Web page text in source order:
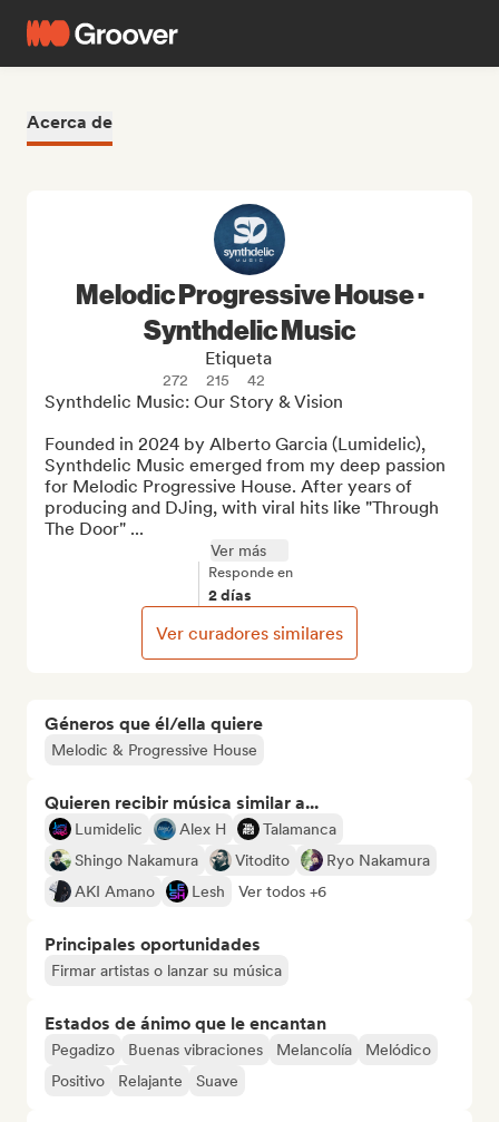
Acerca de
Géneros que él/ella quiere
Melodic & Progressive House
Quieren recibir música similar a...
Lumidelic Alex H
Talamanca
Shingo Nakamura
Vitodito
Ryo Nakamura
AKI Amano
Lesh Ver todos +6
Principales oportunidades
Firmar artistas o lanzar su música
Estados de ánimo que le encantan
Pegadizo Buenas vibraciones Melancolía
Melódico
Positivo
Relajante Suave
Melodic Progressive House ·
Synthdelic Music
Etiqueta
272 215 42
Synthdelic Music: Our Story & Vision
Founded in 2024 by Alberto Garcia (Lumidelic),
Synthdelic Music emerged from my deep passion
for Melodic Progressive House. After years of
producing and DJing, with viral hits like "Through
The Door" ...
Ver más
Responde en
2 días
Ver curadores similares